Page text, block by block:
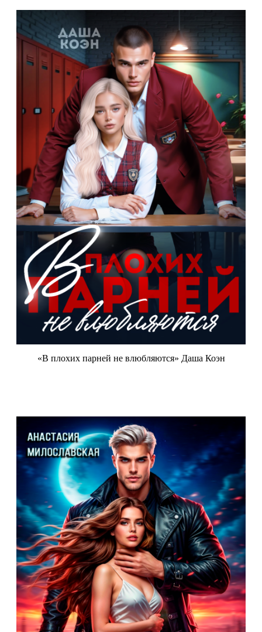
«В плохих парней не влюбляются» Даша Коэн